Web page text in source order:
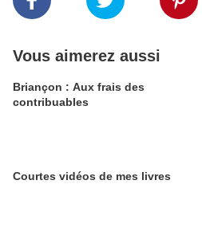
Vous aimerez aussi
Briançon : Aux frais des
contribuables
Courtes vidéos de mes livres